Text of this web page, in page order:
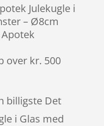
Julekugle i
– Ø8cm
over kr. 500
billigste Det
i Glas med